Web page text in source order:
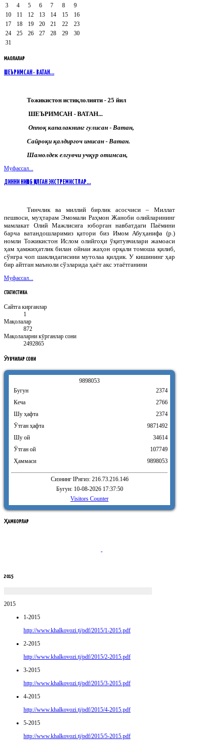
3
4 5 6 7 8
9
10
11 12 13 14 15
16
17
18 19 20 21 22
23
24
25 26 27 28 29
30
31
МАҚОЛАЛАР
ШЕЪРИМСАН - ВАТАН...
Тожикистон истиқлолияти - 25 йил
ШЕЪРИМСАН - ВАТАН...
Оппоқ капалакнинг гулисан - Ватан,
Сайроқи қалдирғоч инисан - Ватан.
Шамолдек елгувчи учқур отимсан,
Муфассал...
ДИННИ НИҚОБ ҚИЛГАН ЭКСТРЕМИСТЛАР…
Тинчлик ва миллий бирлик асосчиси – Миллат
пешвоси, муҳтарам Эмомали Раҳмон Жаноби олийларининг
мамлакат Олий Мажлисига юборган навбатдаги Паёмини
барча ватандошларимиз қатори биз Имом Абуҳанифа (р.)
номли Тожикистон Ислом олийгоҳи ўқитувчилари жамоаси
ҳам ҳамжиҳатлик билан ойнаи жаҳон орқали томоша қилиб,
сўнгра чоп шаклидагисини мутолаа қилдик. У кишининг ҳар
бир айтган маъноли сўзларида ҳаёт акс этаётганини
Муфассал...
СТАТИСТИКА
Сайтга кирганлар
1
Мақолалар
872
Мақолаларни кӯрганлар сони
2492865
ӮҚУВЧИЛАРСОНИ
9898053
Бугун
Кеча
Шу ҳафта
Ӯтган ҳафта
Шу ой
Ӯтган ой
Ҳаммаси
2374
2766
2374
9871492
34614
107749
9898053
Сизнинг IPнгиз: 216.73.216.146
Бугун: 10-08-2026 17:37:50
Visitors Counter
ҲАМКОРЛАР
2015
2015
1-2015
http://www.khalkovozi.tj/pdf/2015/1-2015.pdf
2-2015
http://www.khalkovozi.tj/pdf/2015/2-2015.pdf
3-2015
http://www.khalkovozi.tj/pdf/2015/3-2015.pdf
4-2015
http://www.khalkovozi.tj/pdf/2015/4-2015.pdf
5-2015
http://www.khalkovozi.tj/pdf/2015/5-2015.pdf